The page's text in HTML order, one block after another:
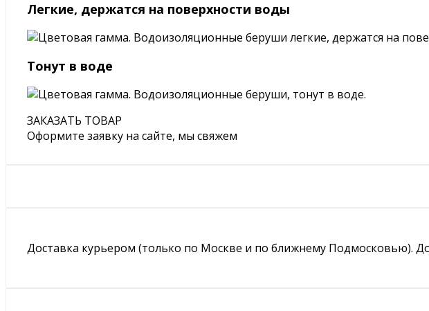
Легкие, держатся на поверхности воды
Тонут в воде
ЗАКАЗАТЬ ТОВАР
Оформите заявку на сайте, мы свяжем
Доставка курьером (только по Москве и по ближнему Подмосковью).